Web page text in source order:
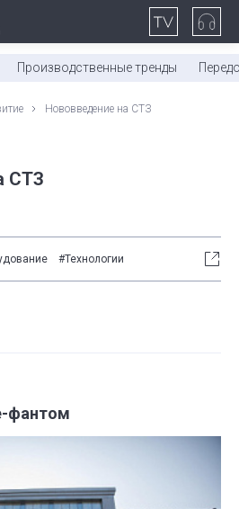
Производственные тренды
Нововведение на СТЗ
СТЗ
#Технологии
фантом